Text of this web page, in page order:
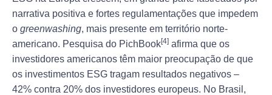
narrativa positiva e fortes regulamentações que impedem
o greenwashing, mais presente em território norte-
americano. Pesquisa do PichBook[4] afirma que os
investidores americanos têm maior preocupação de que
os investimentos ESG tragam resultados negativos –
42% contra 20% dos investidores europeus. No Brasil,